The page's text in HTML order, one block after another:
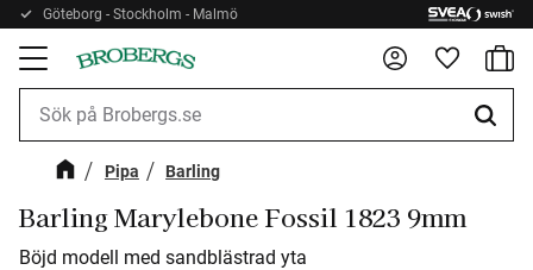
Meny
Göteborg - Stockholm - Malmö
Pipa Barling
Barling Marylebone Fossil 1823 9mm
Böjd modell med sandblästrad yta